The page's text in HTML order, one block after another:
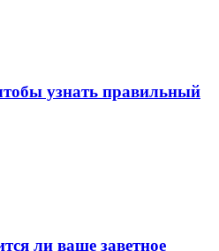
узнать правильный
ли ваше заветное